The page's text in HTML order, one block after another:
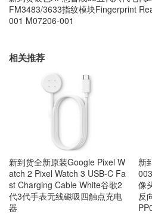
FM3483/3633指纹模块Fingerprint
001 M07206-001
相关推荐
新到货全新原装Google Pixel W
atch 2 Pixel Watch 3 USB-C Fa
st Charging Cable White谷歌2
代3代手表无线磁吸四触点充电
器
新
像
反